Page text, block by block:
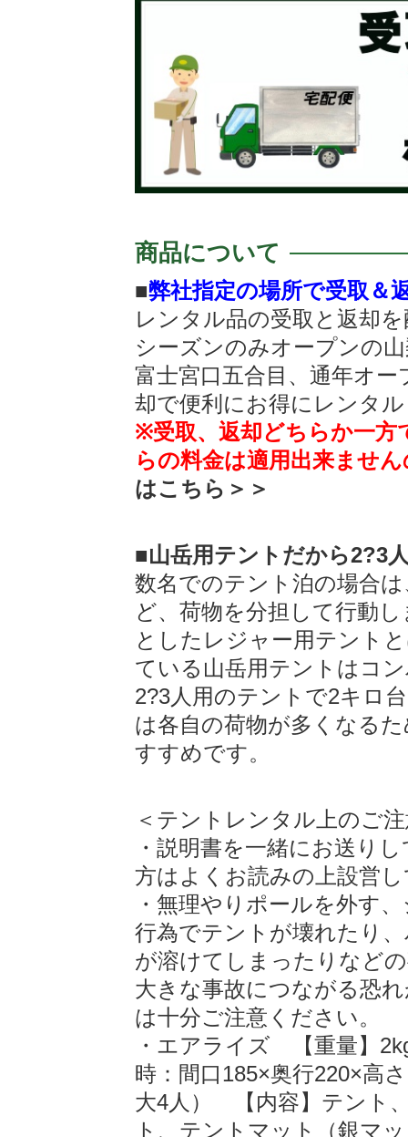
商品について
■弊社指定の場所で受取＆
レンタル品の受取と返却
シーズンのみオープンの
富士宮口五合目、通年オ
却で便利にお得にレンタ
※受取、返却どちらか一方
らの料金は適用出来ませ
はこちら＞＞
■山岳用テントだから2?3
数名でのテント泊の場合
ど、荷物を分担して行動
としたレジャー用テント
ている山岳用テントはコ
2?3人用のテントで2キロ
は各自の荷物が多くなる
すすめです。
＜テントレンタル上のご
・説明書を一緒にお送り
方はよくお読みの上設営
・無理やりポールを外す
行為でテントが壊れたり
が溶けてしまったりなど
大きな事故につながる恐
は十分ご注意ください。
・エアライズ 【重量】
時：間口185×奥行220×高
大4人） 【内容】テント
ト、テントマット（銀マ